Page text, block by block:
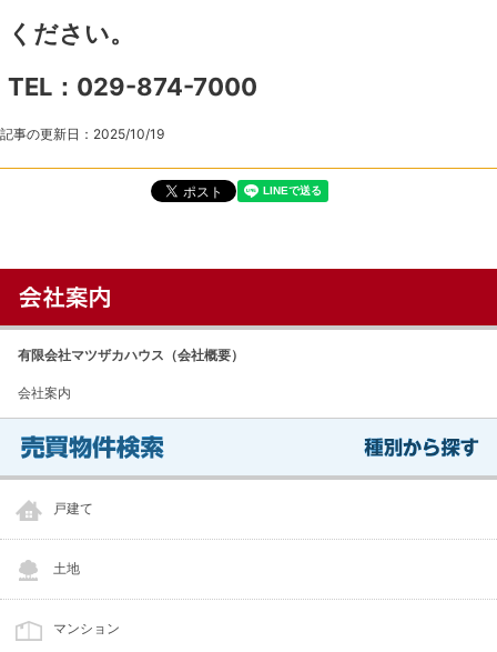
ください。
TEL：029-874-7000
記事の更新日： 2025/10/19
有限会社マツザカハウス（会社概要）
会社案内
戸建て
土地
マンション